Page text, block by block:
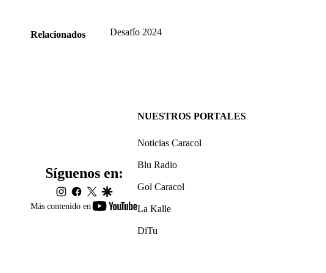
Relacionados Desafío 2024
Más contenido en
youtube-
Síguenos en:
instagram
facebook
twittergoogle
NUESTROS PORTALES
Noticias Caracol
Blu Radio
Gol Caracol
La Kalle
DiTu